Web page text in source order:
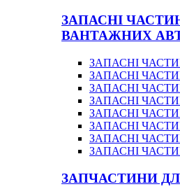
ЗАПАСНІ
ВАНТАЖНИХ
ЗАПАСНІ
ЗАПАСНІ
ЗАПАСНІ
ЗАПАСНІ
ЗАПАСНІ
ЗАПАСНІ
ЗАПАСНІ
ЗАПАСНІ
ЗАПЧАСТИНИ